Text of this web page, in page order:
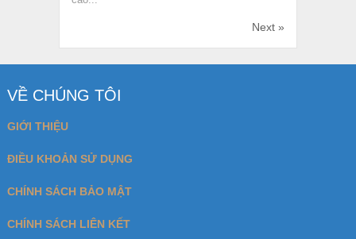
Next »
VỀ CHÚNG TÔI
GIỚI THIỆU
ĐIỀU KHOẢN SỬ DỤNG
CHÍNH SÁCH BẢO MẬT
CHÍNH SÁCH LIÊN KẾT